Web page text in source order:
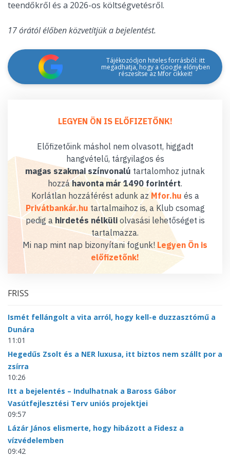
teendőkről és a 2026-os költségvetésről.
17 órától élőben közvetítjük a bejelentést.
Tájékozódjon hiteles forrásból: itt
megadhatja, hogy a Google előnyben
részesítse az Mfor cikkeit!
LEGYEN ÖN IS ELŐFIZETŐNK!
Előfizetőink máshol nem olvasott, higgadt
hangvételű, tárgyilagos és
magas szakmai színvonalú tartalomhoz jutnak
hozzáhavonta már 1490 forintért.
Korlátlan hozzáférést adunk az Mfor.hu és a
Privátbankár.hu tartalmaihoz is, a Klub csomag
pedig a hirdetés nélküliolvasási lehetőséget is
tartalmazza.
Mi nap mint nap bizonyítani fogunk! Legyen Ön is
előfizetőnk!
FRISS
Ismét fellángolt a vita arról, hogy kell-e duzzasztómű a
Dunára
11:01
Hegedűs Zsolt és a NER luxusa, itt biztos nem szállt por a
zsírra
10:26
Itt a bejelentés – Indulhatnak a Baross Gábor
Vasútfejlesztési Terv uniós projektjei
09:57
Lázár János elismerte, hogy hibázott a Fidesz a
vízvédelemben
09:42